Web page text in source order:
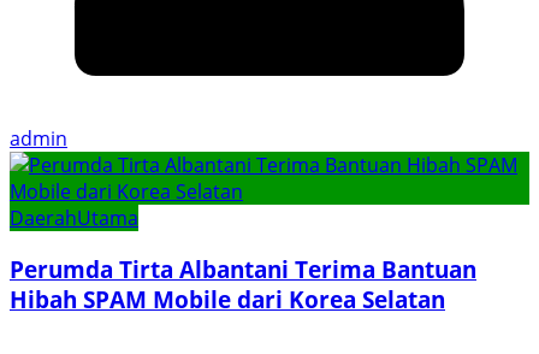
admin
DaerahUtama
Perumda Tirta Albantani Terima Bantuan
Hibah SPAM Mobile dari Korea Selatan